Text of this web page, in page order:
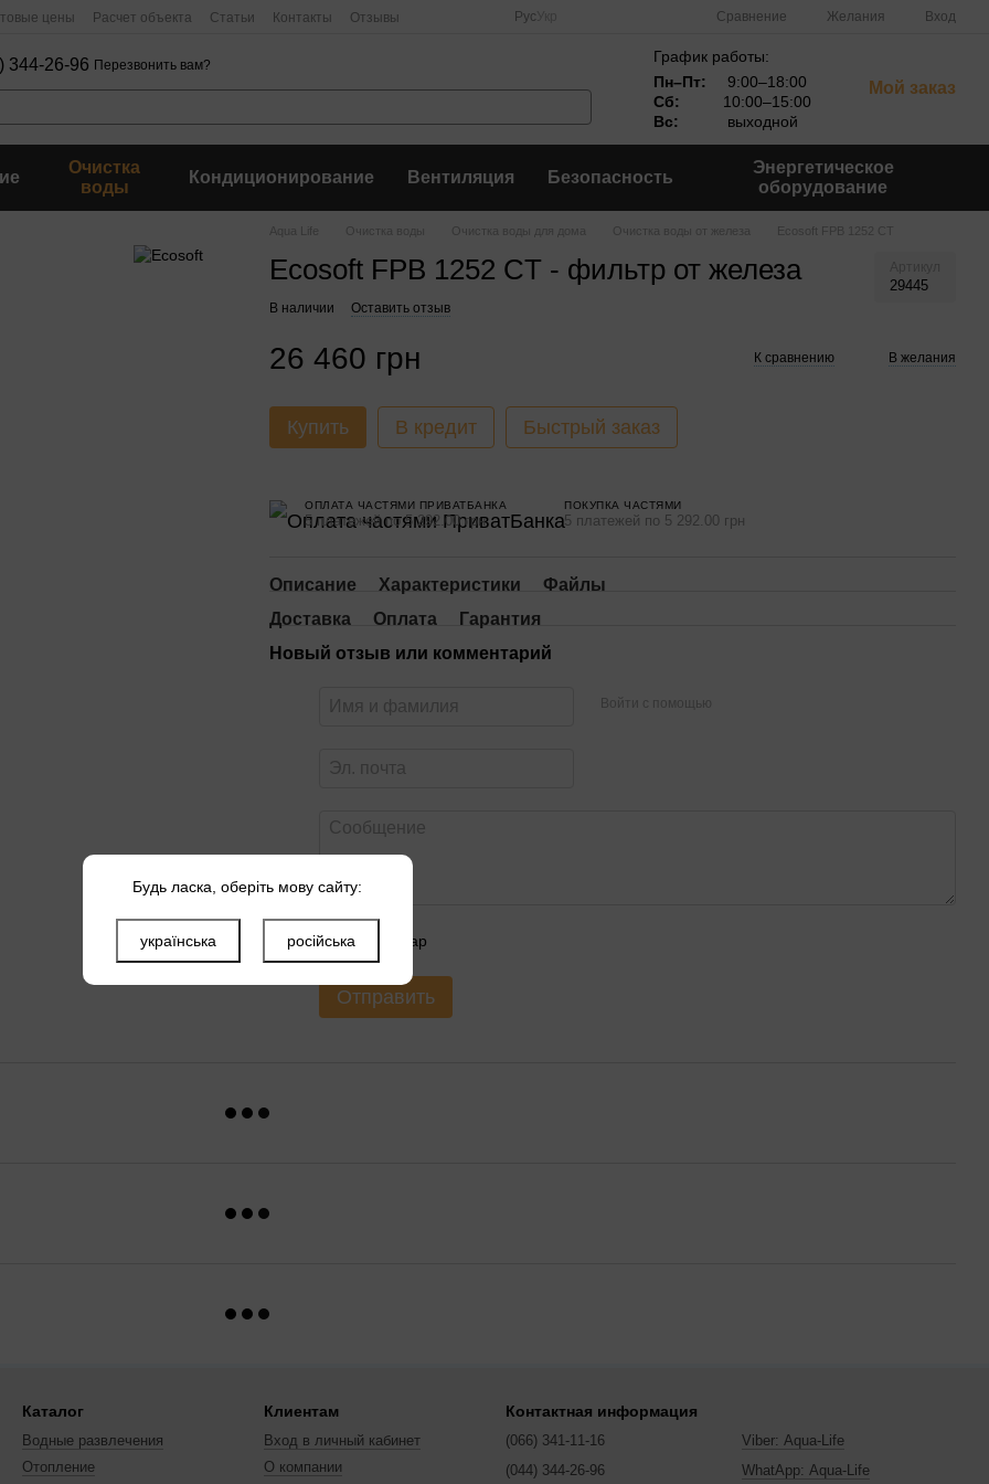
цены Расчет объекта Статьи Контакты Отзывы Рус Сравнение Желания Вход
344-26-96 Перезвонить вам?
График работы:
Пн–Пт:
9:00–18:00
Сб:
10:00–15:00
Вс:
выходной
Мой заказ
Очистка
воды
Кондиционирование Вентиляция Безопасность
Энергетическое
оборудование
Aqua Life Очистка воды Очистка воды для дома Очистка воды от железа Ecosoft FPB 1252 CT
Ecosoft FPB 1252 CT - фильтр от железа 29445
В наличии Оставить отзыв
26 460 грн К сравнению В желания
Купить В кредит Быстрый заказ
ОПЛАТА ЧАСТЯМИ ПРИВАТБАНКА
5 платежей по 5 292.00 грн
ПОКУПКА ЧАСТЯМИ
5 платежей по 5 292.00 грн
Описание Характеристики
Файлы
Доставка
Оплата
Гарантия
Новый отзыв или комментарий
Войти с помощью
Оцените товар
Отправить
Каталог
Водные развлечения
Отопление
Клиентам
Вход в личный кабинет
О компании
Контактная информация
(066) 341-11-16
(044) 344-26-96
Viber: Aqua-Life
WhatApp: Aqua-Life
Будь ласка, оберіть мову сайту:
українська російська